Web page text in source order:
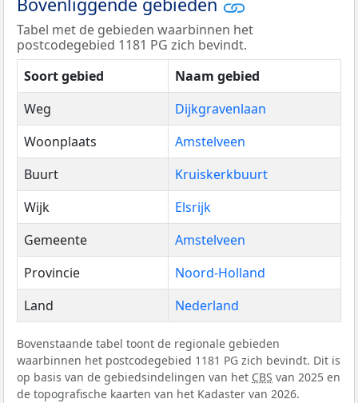
Tabel met de gebieden waarbinnen het
postcodegebied 1181 PG zich bevindt.
Soort gebied
Naam gebied
Weg
Dijkgravenlaan
Woonplaats
Amstelveen
Buurt
Kruiskerkbuurt
Wijk
Elsrijk
Gemeente
Amstelveen
Provincie
Noord-Holland
Land
Nederland
Bovenstaande tabel toont de regionale gebieden
waarbinnen het postcodegebied 1181 PG zich bevindt. Dit is
op basis van de gebiedsindelingen van het CBS van 2025 en
de topografische kaarten van het Kadaster van 2026.